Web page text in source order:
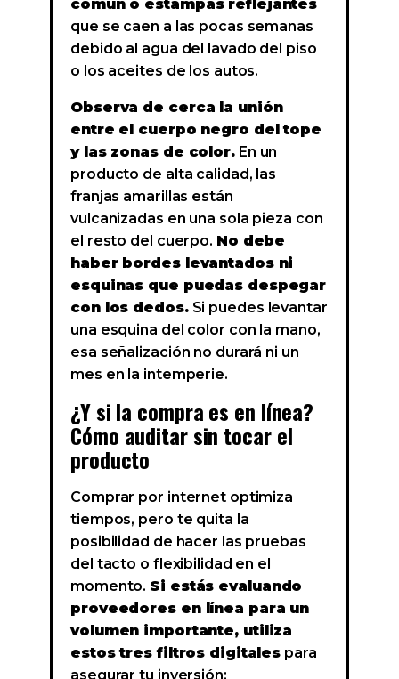
común o estampas reflejantes
que se caen a las pocas semanas
debido al agua del lavado del piso
o los aceites de los autos.
Observa de cerca la unión
entre el cuerpo negro del tope
y las zonas de color.En un
producto de alta calidad, las
franjas amarillas están
vulcanizadas en una sola pieza con
el resto del cuerpo. No debe
haber bordes levantados ni
esquinas que puedas despegar
con los dedos.Si puedes levantar
una esquina del color con la mano,
esa señalización no durará ni un
mes en la intemperie.
¿Y si la compra es en línea?
Cómo auditar sin tocar el
producto
Comprar por internet optimiza
tiempos, pero te quita la
posibilidad de hacer las pruebas
del tacto o flexibilidad en el
momento. Si estás evaluando
proveedores en línea para un
volumen importante, utiliza
estos tres filtros digitales para
asegurar tu inversión: